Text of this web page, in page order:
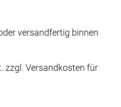
versandfertig binnen
zzgl. Versandkosten für